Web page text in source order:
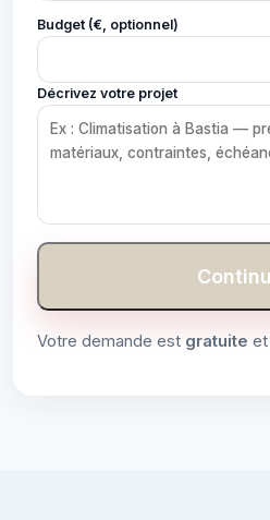
Budget (€, optionnel)
Décrivez votre projet
Votre demande est gratuite et